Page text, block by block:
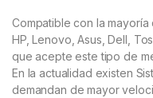
Compatible con la
HP, Lenovo, Asus, Dell,
que acepte este tipo de
En la actualidad existen
demandan de mayor